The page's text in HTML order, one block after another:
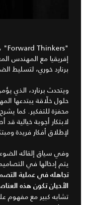
"Forward Thinkers"
إفريقيا مع المهندس
برنارد خوري، لتسليط
ويتحدث برنارد، الذي
حلول خلّاقة يبتدعها
محفزة للتفكير. كما
لابتكار أجوبة خيالية
لإطلاق أفكار فريدة
وفي سياق إلقائه
يتم إدخالها في
تجاهله في عملية
الأحيان تكون هذه
تشابه كبير مع مفهوم